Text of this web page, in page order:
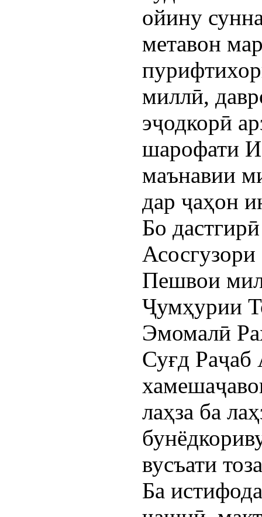
ойину
метавон
миллӣ,
эҷодкорӣ
шарофати
маънавии
дар ҷаҳон
Бо
Пешвои
Ҷумҳурии
Эмомалӣ
Суғд
лаҳза ба
вусъати
Ба